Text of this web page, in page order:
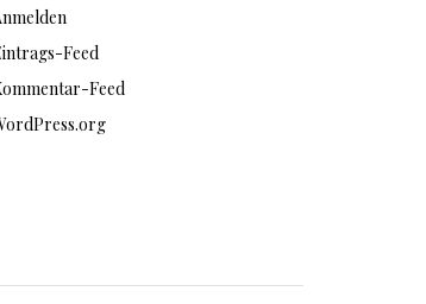
Feed
Feed